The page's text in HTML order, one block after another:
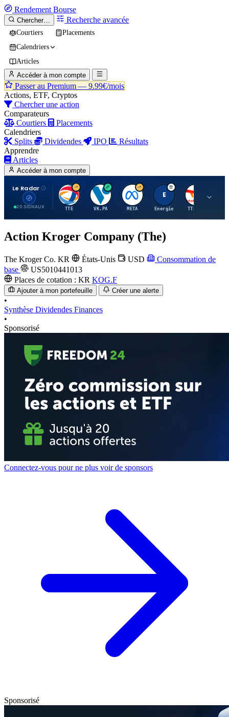
Rendement Bourse
Chercher… Recherche avancée
Courtiers
Placements
Calendriers
Articles
Accéder à mon compte
Passer au Premium — 9.99€/mois
Actions, ETF, Cryptos
Chercher une action
Comparateurs
Courtiers
Placements
Calendriers
Splits
Dividendes IPO
Résultats
Apprendre
Articles
Accéder à mon compte
Le Radar
20 SIGNAUX
T
TTE
V
VK.PA
M
META
E
Energie
T
TTE.PA
Action Kroger Company (The)
The Kroger Co. KR États-Unis USD
Consommation de
base
US5010441013
Places de cotation : KR KOG.F
Ajouter à mon portefeuille Créer une alerte
•
Synthèse Dividendes Finances
•
Sponsorisé
Connectez-vous pour ne plus voir de sponsors
Sponsorisé